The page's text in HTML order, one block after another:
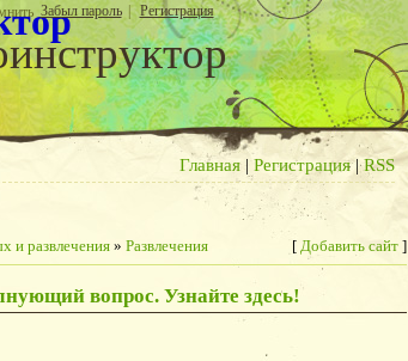
Забыл пароль | Регистрация
Главная| Регистрация|RSS
и развлечения» Развлечения [ Добавить сайт]
вопрос. Узнайте здесь!